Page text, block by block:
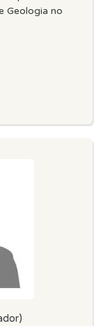
Geologia no